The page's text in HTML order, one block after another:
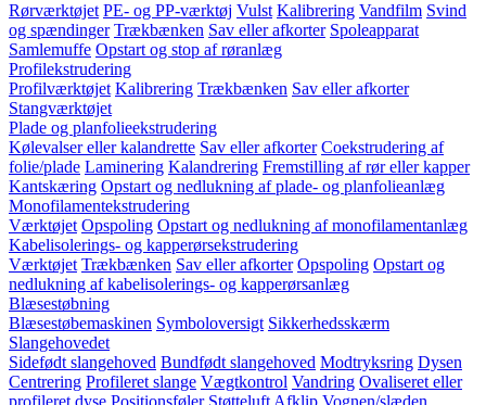
Rørværktøjet PE- og PP-værktøj Vulst Kalibrering Vandfilm Svind
og spændinger Trækbænken Sav eller afkorter Spoleapparat
Samlemuffe Opstart og stop af røranlæg
Profilekstrudering
Profilværktøjet Kalibrering Trækbænken Sav eller afkorter
Stangværktøjet
Plade og planfolieekstrudering
Kølevalser eller kalandrette Sav eller afkorter Coekstrudering af
folie/plade Laminering Kalandrering Fremstilling af rør eller kapper
Kantskæring Opstart og nedlukning af plade- og planfolieanlæg
Monofilamentekstrudering
Værktøjet Opspoling Opstart og nedlukning af monofilamentanlæg
Kabelisolerings- og kapperørsekstrudering
Værktøjet Trækbænken Sav eller afkorter Opspoling Opstart og
nedlukning af kabelisolerings- og kapperørsanlæg
Blæsestøbning
Blæsestøbemaskinen Symboloversigt Sikkerhedsskærm
Slangehovedet
Sidefødt slangehoved Bundfødt slangehoved Modtryksring Dysen
Centrering Profileret slange Vægtkontrol Vandring Ovaliseret eller
profileret dyse Positionsføler Støtteluft Afklip Vognen/slæden